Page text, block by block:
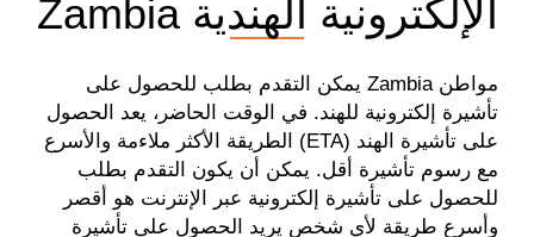
الإلكترونية الهندية Zambia
مواطن Zambia يمكن التقدم بطلب للحصول على
تأشيرة إلكترونية للهند. في الوقت الحاضر، يعد الحصول
على تأشيرة الهند (ETA) الطريقة الأكثر ملاءمة والأسرع
مع رسوم تأشيرة أقل. يمكن أن يكون التقدم بطلب
للحصول على تأشيرة إلكترونية عبر الإنترنت هو أقصر
وأسرع طريقة لأي شخص يريد الحصول على تأشيرة